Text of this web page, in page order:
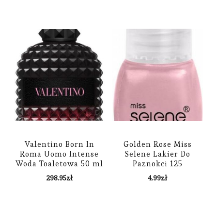
Valentino Born In
Roma Uomo Intense
Woda Toaletowa 50 ml
298.95zł
Golden Rose Miss
Selene Lakier Do
Paznokci 125
4.99zł